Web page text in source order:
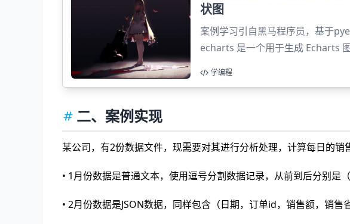
状图
案例学习引自黑马程序员，基于
echarts 是一个用于生成 Echarts
学编程
二、案例实现
某公司，有2份数据文件，现需要对其进行分析处理，计算每日的销
• 1月份数据是普通文本，使用逗号分割数据记录，从前到后分别是
• 2月份数据是JSON数据，同样包含（日期，订单id，销售额，销售省